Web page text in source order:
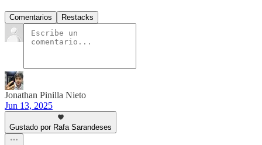
Comentarios Restacks
Jonathan Pinilla Nieto
Jun 13, 2025
Gustado por Rafa Sarandeses